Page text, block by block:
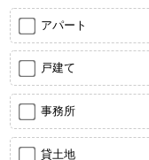
アパート
戸建て
事務所
貸土地